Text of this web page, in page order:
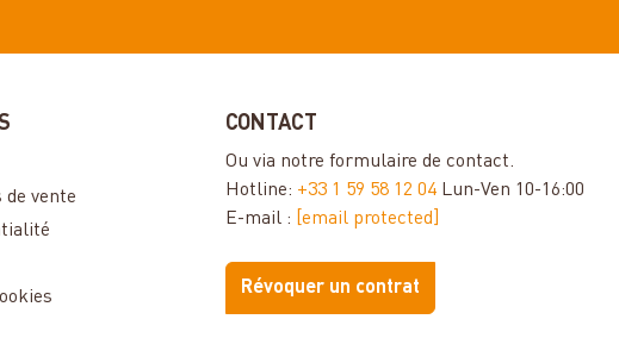
de vente
CONTACT
Ou via notreformulaire de contact.
Hotline: +33 1 59 58 12 04 Lun-Ven 10-16:00
E-mail : [email protected]
Révoquer un contrat